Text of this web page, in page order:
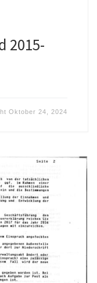
2015-
Oktober 24, 2024